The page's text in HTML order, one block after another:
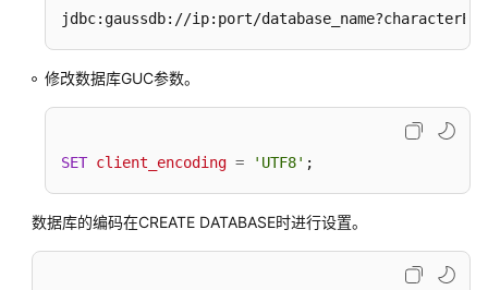
发
（分
布
_V2.0-
开
发
jdbc:gaussdb://ip:port/
修改数据库GUC参数。
SET client_encoding = 'UTF8' ;
数据库的编码在CREATE DATABASE时进行设置。